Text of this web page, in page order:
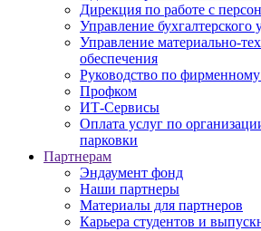
Дирекция по работе с
Управление бухгалтерского
Управление материально-
обеспечения
Руководство по
Профком
ИТ-Сервисы
Оплата услуг по
парковки
Партнерам
Эндаумент фонд
Наши партнеры
Материалы для партнеров
Карьера студентов и